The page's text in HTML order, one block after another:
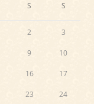
S S
2 3
9 10
16 17
23 24